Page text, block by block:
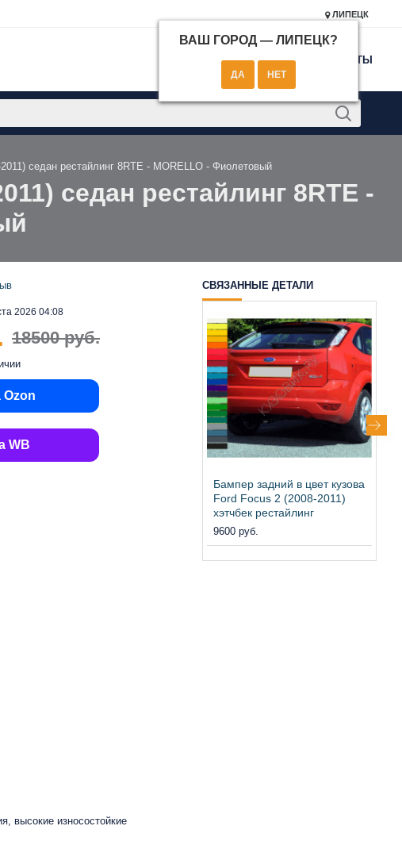
ЛИПЕЦК
ВАШ ГОРОД — ЛИПЕЦК?
КОНТАКТЫ
седан рестайлинг 8RTE - MORELLO - Фиолетовый
седан рестайлинг 8RTE -
2026 04:08
18500 руб.
Ozon
WB
высокие износостойкие
СВЯЗАННЫЕ ДЕТАЛИ
Бампер задний в цвет кузова
Ford Focus 2 (2008-2011)
хэтчбек рестайлинг
9600 руб.